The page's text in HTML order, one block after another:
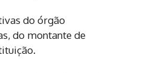
do órgão
do montante de